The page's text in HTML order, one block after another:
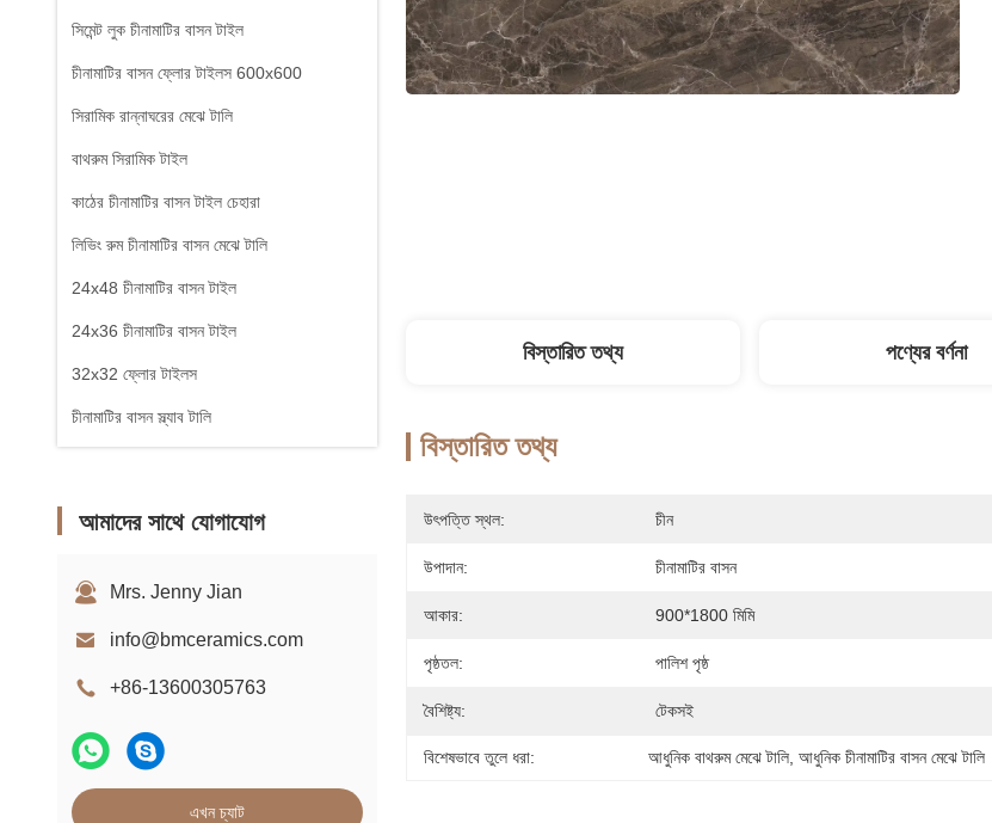
সিমেন্ট লুক চীনামাটির বাসন টাইল
চীনামাটির বাসন ফ্লোর টাইলস 600x600
সিরামিক রান্নাঘরের মেঝে টালি
বাথরুম সিরামিক টাইল
কাঠের চীনামাটির বাসন টাইল চেহারা
লিভিং রুম চীনামাটির বাসন মেঝে টালি
24x48 চীনামাটির বাসন টাইল
24x36 চীনামাটির বাসন টাইল
32x32 ফ্লোর টাইলস
চীনামাটির বাসন স্ল্যাব টালি
আমাদের সাথে যোগাযোগ
Mrs. Jenny Jian
info@bmceramics.com
+86-13600305763
এখন চ্যাট
বিস্তারিত তথ্য পণ্যের বর্ণনা
বিস্তারিত তথ্য
উৎপত্তি স্থল: চীন
উপাদান: চীনামাটির বাসন
আকার: 900*1800 মিমি
পৃষ্ঠতল: পালিশ পৃষ্ঠ
বৈশিষ্ট্য: টেকসই
বিশেষভাবে তুলে ধরা: আধুনিক বাথরুম মেঝে টালি , আধুনিক চীনামাটির বাসন মেঝে টালি